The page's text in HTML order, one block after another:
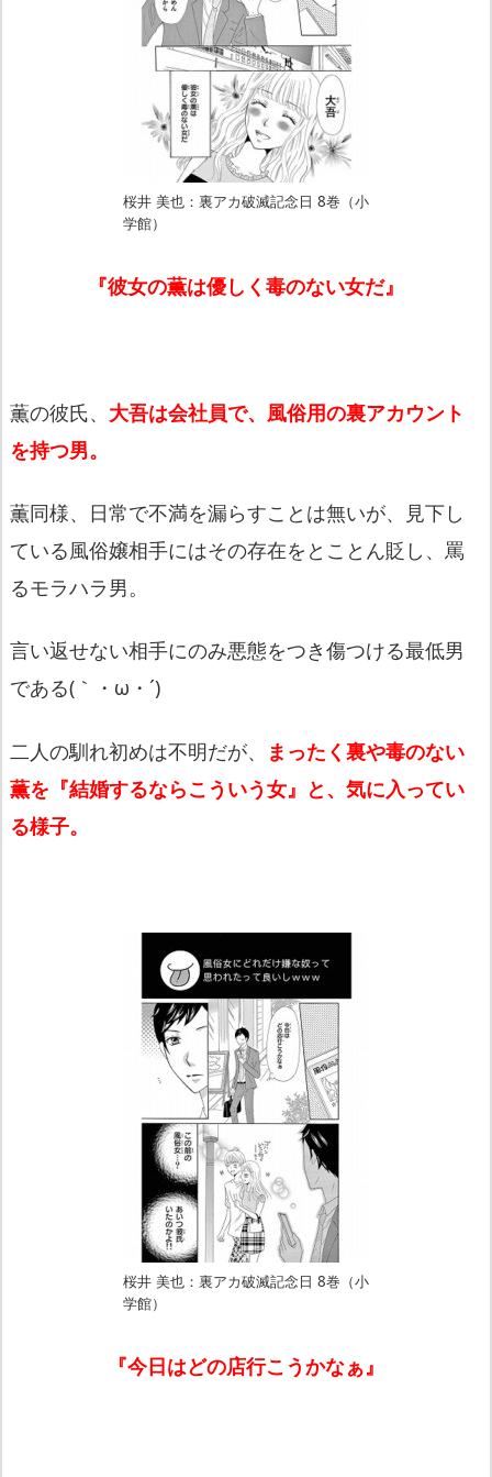
桜井 美也：裏アカ破滅記念日 8巻（小
学館）
『彼女の薫は優しく毒のない女だ』
薫の彼氏、 大吾は会社員で、風俗用の裏アカウント
を持つ男。
薫同様、日常で不満を漏らすことは無いが、見下し
ている風俗嬢相手にはその存在をとことん貶し、罵
るモラハラ男。
言い返せない相手にのみ悪態をつき傷つける最低男
である(｀・ω・´)
二人の馴れ初めは不明だが、
まったく裏や毒のない
薫を『結婚するならこういう女』と、気に入ってい
る様子。
桜井 美也：裏アカ破滅記念日 8巻（小
学館）
『今日はどの店行こうかなぁ』